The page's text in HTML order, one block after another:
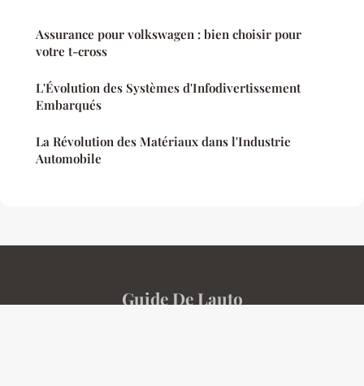
Assurance pour volkswagen : bien choisir pour
votre t-cross
L'Évolution des Systèmes d'Infodivertissement
Embarqués
La Révolution des Matériaux dans l'Industrie
Automobile
Guide De Lauto